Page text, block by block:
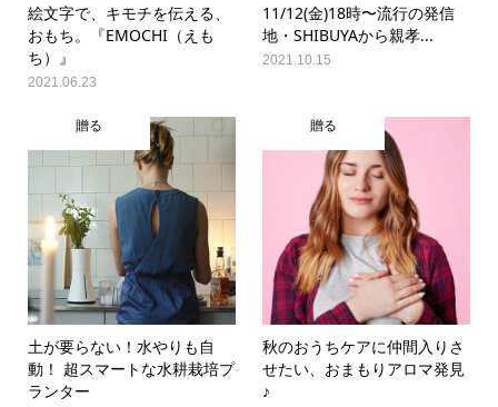
絵文字で、キモチを伝える、
おもち。『EMOCHI（えも
ち）』
2021.06.23
11/12(金)18時〜流行の発信
地・SHIBUYAから親孝...
2021.10.15
贈る
土が要らない！水やりも自
動！ 超スマートな水耕栽培プ
ランター
贈る
秋のおうちケアに仲間入りさ
せたい、おまもりアロマ発見
♪